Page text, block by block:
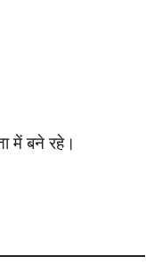
में बने रहे।